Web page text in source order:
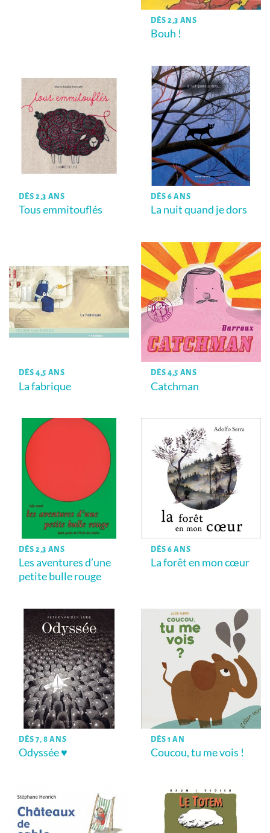
DÈS 2,3 ANS
Bouh !
DÈS 2,3 ANS
Tous emmitouflés
DÈS 6 ANS
La nuit quand je dors
DÈS 4,5 ANS
La fabrique
DÈS 4,5 ANS
Catchman
DÈS 2,3 ANS
Les aventures d’une
petite bulle rouge
DÈS 6 ANS
La forêt en mon cœur
DÈS 7, 8 ANS
Odyssée ♥
DÈS 1 AN
Coucou, tu me vois !